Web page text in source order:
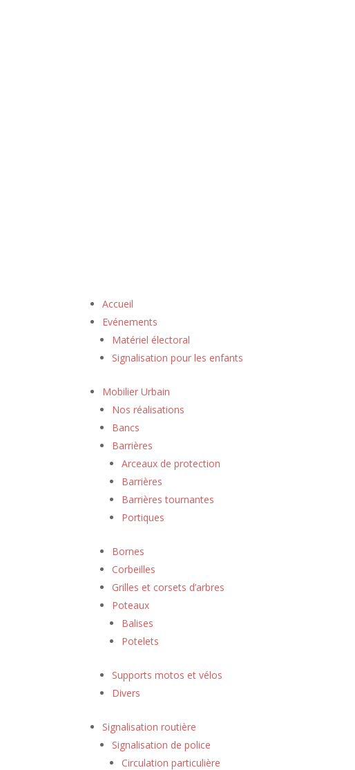
Accueil
Evénements
Matériel électoral
Signalisation pour les enfants
Mobilier Urbain
Nos réalisations
Bancs
Barrières
Arceaux de protection
Barrières
Barrières tournantes
Portiques
Bornes
Corbeilles
Grilles et corsets d’arbres
Poteaux
Balises
Potelets
Supports motos et vélos
Divers
Signalisation routière
Signalisation de police
Circulation particulière